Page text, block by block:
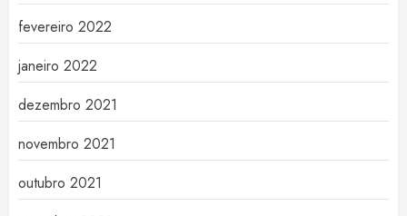
fevereiro 2022
janeiro 2022
dezembro 2021
novembro 2021
outubro 2021